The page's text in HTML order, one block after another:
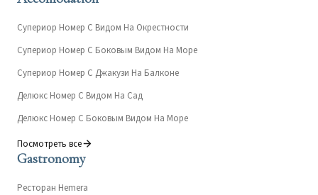
Супериор Номер С Видом На Окрестности
Супериор Номер С Боковым Видом На Море
Супериор Номер С Джакузи На Балконе
Делюкс Номер С Видом На Сад
Делюкс Номер С Боковым Видом На Море
Посмотреть все
Gastronomy
Ресторан Hemera